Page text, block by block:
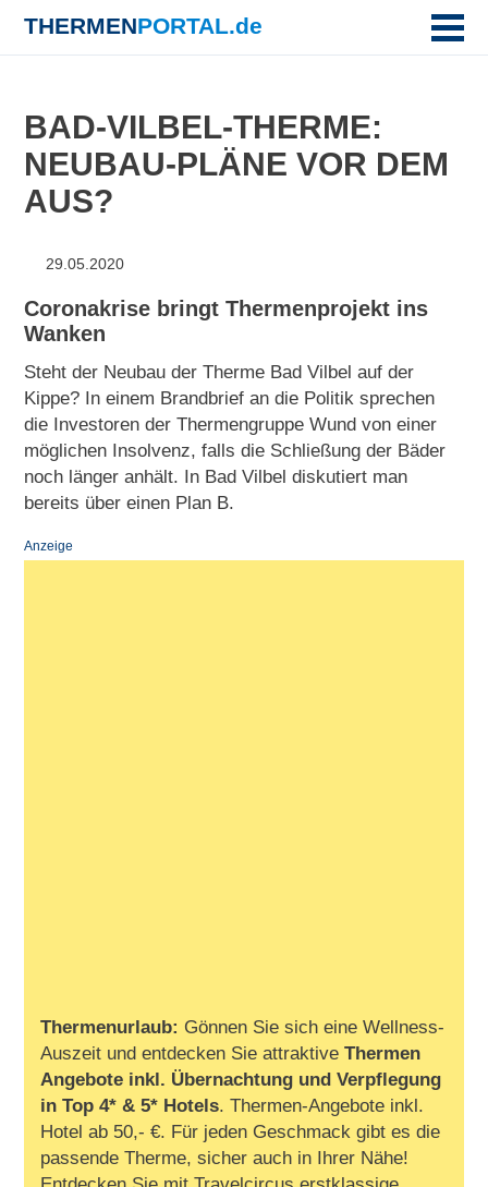
THERMENPORTAL.de
BAD-VILBEL-THERME:
NEUBAU-PLÄNE VOR DEM
AUS?
29.05.2020
Coronakrise bringt Thermenprojekt ins
Wanken
Steht der Neubau der Therme Bad Vilbel auf der
Kippe? In einem Brandbrief an die Politik sprechen
die Investoren der Thermengruppe Wund von einer
möglichen Insolvenz, falls die Schließung der Bäder
noch länger anhält. In Bad Vilbel diskutiert man
bereits über einen Plan B.
Anzeige
Thermenurlaub: Gönnen Sie sich eine Wellness-
Auszeit und entdecken Sie attraktiveThermen
Angebote inkl. Übernachtung und Verpflegung
in Top 4* & 5* Hotels. Thermen-Angebote inkl.
Hotel ab 50,- €. Für jeden Geschmack gibt es die
passende Therme, sicher auch in Ihrer Nähe!